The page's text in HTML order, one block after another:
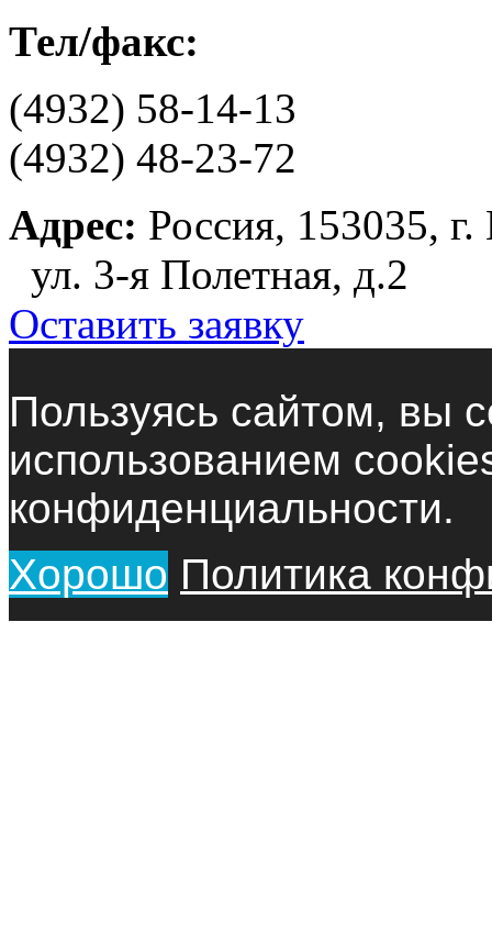
Тел/факс:
(4932) 58-14-13
(4932) 48-23-72
Адрес: Россия, 153035,
ул. 3-я Полетная, д.2
Оставить заявку
Пользуясь сайтом, вы
использованием
конфиденциальности.
Хорошо Политика